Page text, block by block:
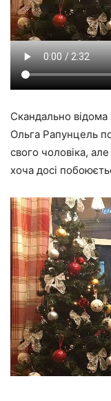
Скандально
Ольга Рапунцель
свого чоловіка,
хоча досі